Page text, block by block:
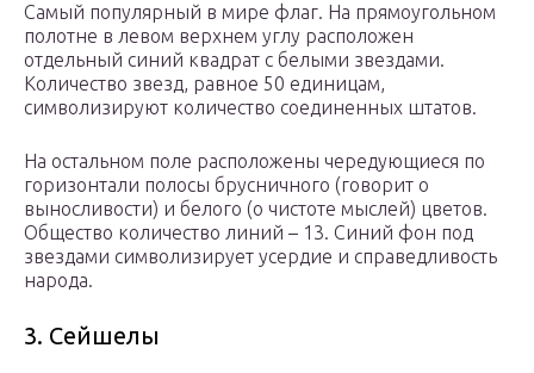
Самый популярный в мире флаг. На прямоугольном
полотне в левом верхнем углу расположен
отдельный синий квадрат с белыми звездами.
Количество звезд, равное 50 единицам,
символизируют количество соединенных штатов.
На остальном поле расположены чередующиеся по
горизонтали полосы брусничного (говорит о
выносливости) и белого (о чистоте мыслей) цветов.
Общество количество линий – 13. Синий фон под
звездами символизирует усердие и справедливость
народа.
3. Сейшелы